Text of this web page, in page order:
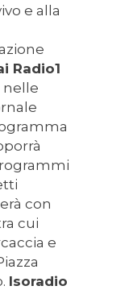
e alla
Radio1
nelle
con
cui
e
Isoradio